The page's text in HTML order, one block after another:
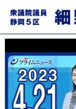
hqdefault.jpg
2023.04.24